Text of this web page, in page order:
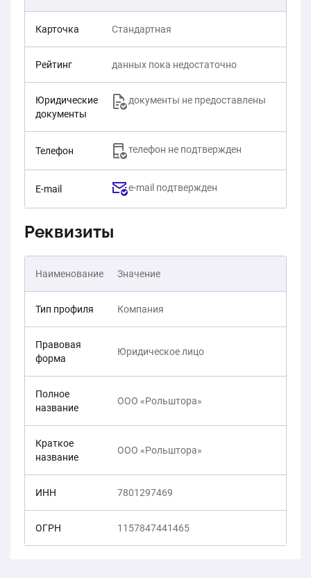
Карточка Стандартная
Рейтинг данных пока недостаточно
Юридические
документы
документы не предоставлены
Телефон телефон не подтвержден
E-mail e-mail подтвержден
Реквизиты
Наименование Значение
Тип профиля Компания
Правовая
форма
Юридическое лицо
Полное
название
ООО «Рольштора»
Краткое
название
ООО «Рольштора»
ИНН 7801297469
ОГРН 1157847441465